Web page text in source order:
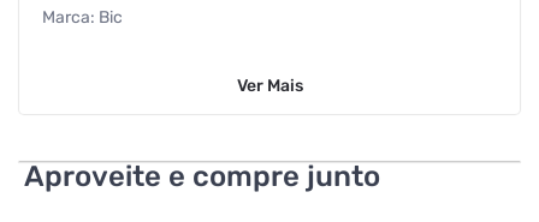
Marca: Bic
Quantidade: 3 unidades por embalagem
Ver Mais
Aproveite e compre junto